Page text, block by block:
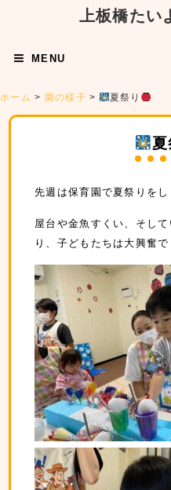
上板橋たい
MENU
ホーム > 園の様子 > 夏祭り
夏
先週は保育園で夏祭りをし
屋台や金魚すくい、そし
り、子どもたちは大興奮で